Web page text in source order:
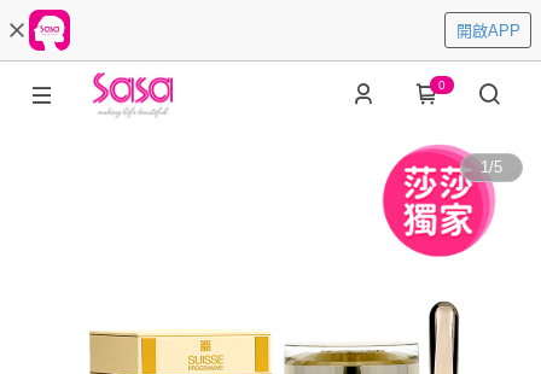
開啟APP
0
1/5